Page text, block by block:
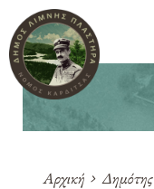
Αρχική Δημότης